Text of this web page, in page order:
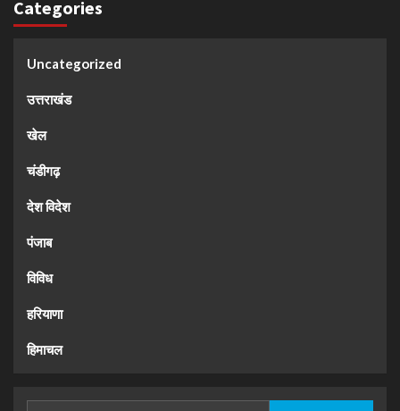
Categories
Uncategorized
उत्तराखंड
खेल
चंडीगढ़
देश विदेश
पंजाब
विविध
हरियाणा
हिमाचल